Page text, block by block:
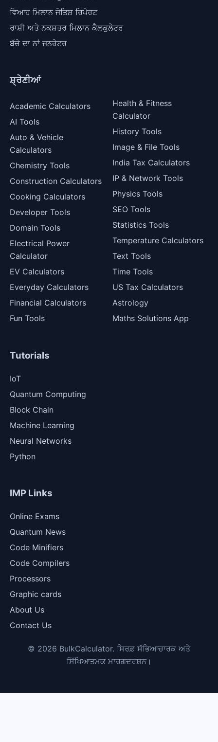
ਵਿਆਹ ਮਿਲਾਨ ਜੋਤਿਸ਼ ਰਿਪੋਰਟ
ਰਾਸ਼ੀ ਅਤੇ ਨਕਸ਼ਤਰ ਮਿਲਾਨ ਕੈਲਕੁਲੇਟਰ
ਬੱਚੇ ਦਾ ਨਾਂ ਜਨਰੇਟਰ
ਸ਼੍ਰੇਣੀਆਂ
Academic Calculators
AI Tools
Auto & Vehicle
Calculators
Chemistry Tools
Construction Calculators
Cooking Calculators
Developer Tools
Domain Tools
Electrical Power
Calculator
EV Calculators
Everyday Calculators
Financial Calculators
Fun Tools
Health & Fitness
Calculator
History Tools
Image & File Tools
India Tax Calculators
IP & Network Tools
Physics Tools
SEO Tools
Statistics Tools
Temperature Calculators
Text Tools
Time Tools
US Tax Calculators
Astrology
Maths Solutions App
Tutorials
IoT
Quantum Computing
Block Chain
Machine Learning
Neural Networks
Python
IMP Links
Online Exams
Quantum News
Code Minifiers
Code Compilers
Processors
Graphic cards
About Us
Contact Us
© 2026 BulkCalculator. ਸਿਰਫ਼ ਸੱਭਿਆਚਾਰਕ ਅਤੇ
ਸਿੱਖਿਆਤਮਕ ਮਾਰਗਦਰਸ਼ਨ।